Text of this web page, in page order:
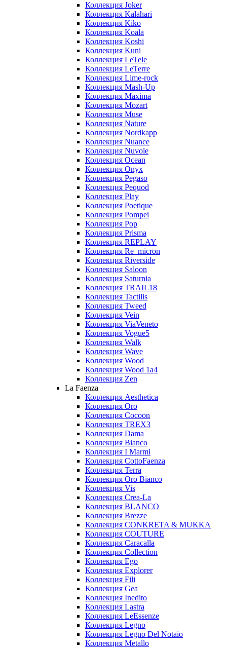
Коллекция Joker
Коллекция Kalahari
Коллекция Kiko
Коллекция Koala
Коллекция Koshi
Коллекция Kuni
Коллекция LeTele
Коллекция LeTerre
Коллекция Lime-rock
Коллекция Mash-Up
Коллекция Maxima
Коллекция Mozart
Коллекция Muse
Коллекция Nature
Коллекция Nordkapp
Коллекция Nuance
Коллекция Nuvole
Коллекция Ocean
Коллекция Onyx
Коллекция Pegaso
Коллекция Pequod
Коллекция Play
Коллекция Poetique
Коллекция Pompei
Коллекция Pop
Коллекция Prisma
Коллекция REPLAY
Коллекция Re_micron
Коллекция Riverside
Коллекция Saloon
Коллекция Saturnia
Коллекция TRAIL18
Коллекция Tactilis
Коллекция Tweed
Коллекция Vein
Коллекция ViaVeneto
Коллекция Vogue5
Коллекция Walk
Коллекция Wave
Коллекция Wood
Коллекция Wood 1a4
Коллекция Zen
La Faenza
Коллекция Aesthetica
Коллекция Oro
Коллекция Cocoon
Коллекция TREX3
Коллекция Dama
Коллекция Bianco
Коллекция I Marmi
Коллекция CottoFaenza
Коллекция Terra
Коллекция Oro Bianco
Коллекция Vis
Коллекция Crea-La
Коллекция BLANCO
Коллекция Brezze
Коллекция CONKRETA & MUKKA
Коллекция COUTURE
Коллекция Caracalla
Коллекция Collection
Коллекция Ego
Коллекция Explorer
Коллекция Fili
Коллекция Gea
Коллекция Inedito
Коллекция Lastra
Коллекция LeEssenze
Коллекция Legno
Коллекция Legno Del Notaio
Коллекция Metallo